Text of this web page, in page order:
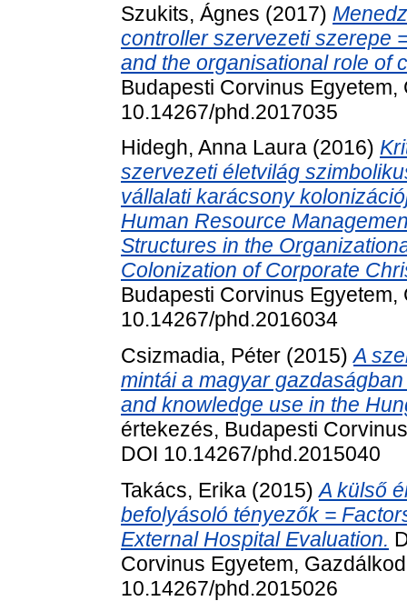
Szukits, Ágnes (2017)
controller szervezeti szerepe
and the organisational role of
Budapesti Corvinus
10.14267/phd.2017035
Hidegh, Anna Laura (2016)
szervezeti életvilág
vállalati karácsony
Human Resource
Structures in the
Colonization of Corporate
Budapesti Corvinus
10.14267/phd.2016034
Csizmadia, Péter (2015)A
mintái a magyar
and knowledge use in the
értekezés, Budapesti
DOI 10.14267/phd.2015040
Takács, Erika (2015)A külső
befolyásoló tényezők =
External Hospital Evaluation.
Corvinus Egyetem,
10.14267/phd.2015026